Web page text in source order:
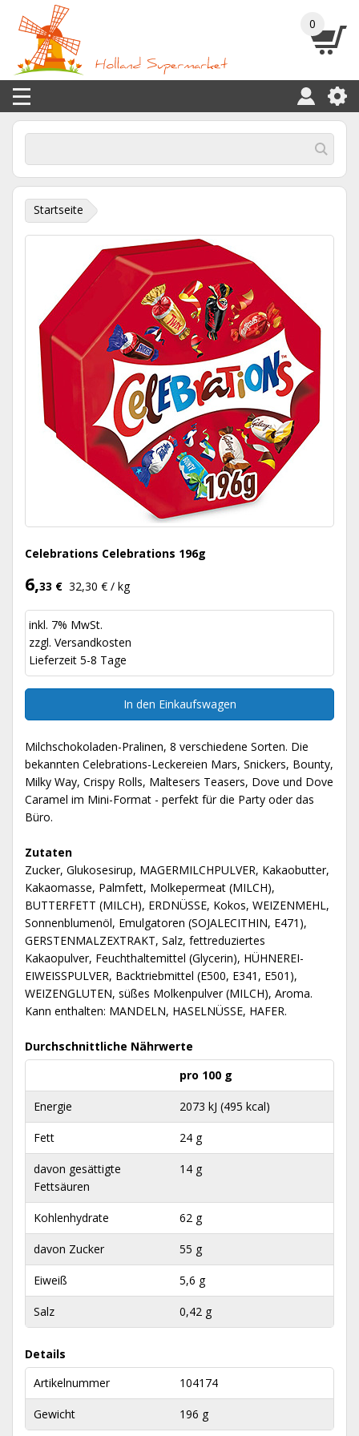
0
Startseite
Celebrations Celebrations 196g
6,33 € 32,30 € / kg
inkl. 7% MwSt.
zzgl. Versandkosten
Lieferzeit 5-8 Tage
In den Einkaufswagen
Milchschokoladen-Pralinen, 8 verschiedene Sorten. Die
bekannten Celebrations-Leckereien Mars, Snickers, Bounty,
Milky Way, Crispy Rolls, Maltesers Teasers, Dove und Dove
Caramel im Mini-Format - perfekt für die Party oder das
Büro.
Zutaten
Zucker, Glukosesirup, MAGERMILCHPULVER, Kakaobutter,
Kakaomasse, Palmfett, Molkepermeat (MILCH),
BUTTERFETT (MILCH), ERDNÜSSE, Kokos, WEIZENMEHL,
Sonnenblumenöl, Emulgatoren (SOJALECITHIN, E471),
GERSTENMALZEXTRAKT, Salz, fettreduziertes
Kakaopulver, Feuchthaltemittel (Glycerin), HÜHNEREI-
EIWEISSPULVER, Backtriebmittel (E500, E341, E501),
WEIZENGLUTEN, süßes Molkenpulver (MILCH), Aroma.
Kann enthalten: MANDELN, HASELNÜSSE, HAFER.
Durchschnittliche Nährwerte
pro 100 g
Energie 2073 kJ (495 kcal)
Fett 24 g
davon gesättigte
Fettsäuren
14 g
Kohlenhydrate 62 g
davon Zucker 55 g
Eiweiß 5,6 g
Salz 0,42 g
Details
Artikelnummer
104174
Gewicht 196 g